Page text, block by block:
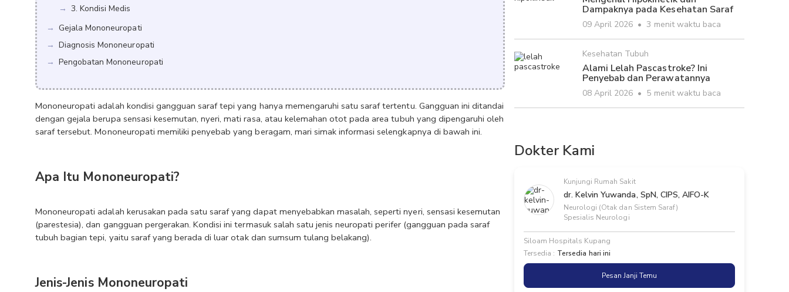
3. Kondisi Medis
Gejala Mononeuropati
Diagnosis Mononeuropati
Pengobatan Mononeuropati
Mononeuropati adalah kondisi gangguan saraf tepi yang hanya memengaruhi satu saraf tertentu. Gangguan ini ditandai
dengan gejala berupa sensasi kesemutan, nyeri, mati rasa, atau kelemahan otot pada area tubuh yang dipengaruhi oleh
saraf tersebut. Mononeuropati memiliki penyebab yang beragam, mari simak informasi selengkapnya di bawah ini.
Apa Itu Mononeuropati?
Mononeuropati adalah kerusakan pada satu saraf yang dapat menyebabkan masalah, seperti nyeri, sensasi kesemutan
(parestesia), dan gangguan pergerakan. Kondisi ini termasuk salah satu jenis neuropati perifer (gangguan pada saraf
tubuh bagian tepi, yaitu saraf yang berada di luar otak dan sumsum tulang belakang).
Jenis-Jenis Mononeuropati
Dampaknya pada Kesehatan Saraf
09 April 2026 • 3 menit waktu baca
Kesehatan Tubuh
Alami Lelah Pascastroke? Ini
Penyebab dan Perawatannya
08 April 2026 • 5 menit waktu baca
Dokter Kami
Kunjungi Rumah Sakit
dr. Kelvin Yuwanda, SpN, CIPS, AIFO-K
Neurologi (Otak dan Sistem Saraf)
Spesialis Neurologi
Siloam Hospitals Kupang
Tersedia : Tersedia hari ini
Pesan Janji Temu